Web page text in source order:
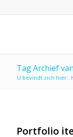
Tag Archief
U bevindt zich hier:
Portfolio